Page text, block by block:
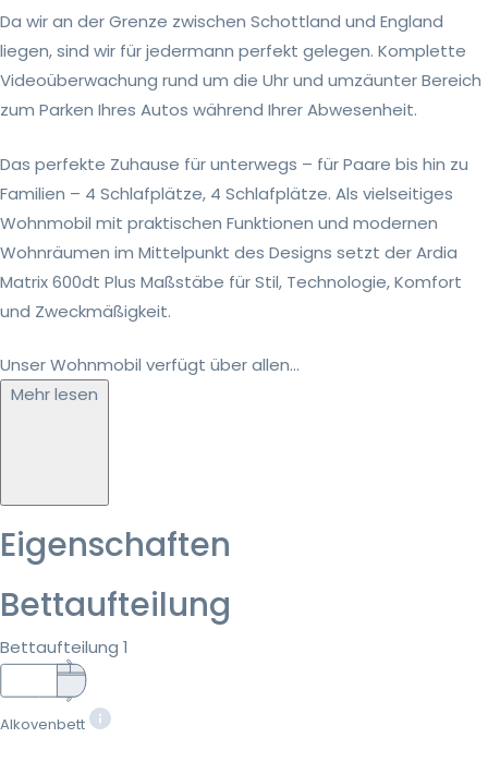
Da wir an der Grenze zwischen Schottland und England
liegen, sind wir für jedermann perfekt gelegen. Komplette
Videoüberwachung rund um die Uhr und umzäunter Bereich
zum Parken Ihres Autos während Ihrer Abwesenheit.
Das perfekte Zuhause für unterwegs – für Paare bis hin zu
Familien – 4 Schlafplätze, 4 Schlafplätze. Als vielseitiges
Wohnmobil mit praktischen Funktionen und modernen
Wohnräumen im Mittelpunkt des Designs setzt der Ardia
Matrix 600dt Plus Maßstäbe für Stil, Technologie, Komfort
und Zweckmäßigkeit.
Unser Wohnmobil verfügt über allen...
Mehr lesen
Eigenschaften
Bettaufteilung
Bettaufteilung 1
Alkovenbett